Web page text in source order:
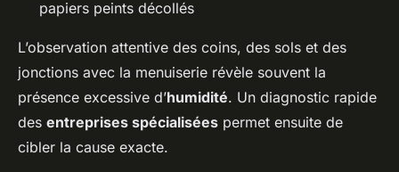
papiers peints décollés
L’observation attentive des coins, des sols et des
jonctions avec la menuiserie révèle souvent la
présence excessive d’humidité. Un diagnostic rapide
des entreprises spécialisées permet ensuite de
cibler la cause exacte.